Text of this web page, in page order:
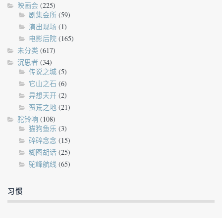
映画会 (225)
剧集会所 (59)
演出现场 (1)
电影后院 (165)
未分类 (617)
沉思者 (34)
传说之城 (5)
它山之石 (6)
异想天开 (2)
蛮荒之地 (21)
驼铃响 (108)
猫狗鱼乐 (3)
碎碎念念 (15)
糊图胡话 (25)
驼峰航线 (65)
习惯